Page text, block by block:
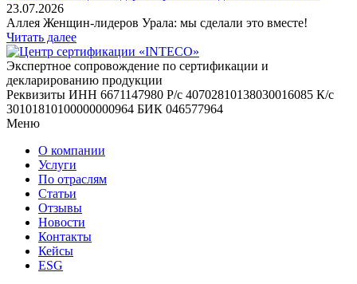
23.07.2026
Аллея Женщин-лидеров Урала: мы сделали это вместе!
Читать далее
Экспертное сопровождение по сертификации и
декларированию продукции
Реквизиты ИНН 6671147980 Р/с 40702810138030016085 К/с
30101810100000000964 БИК 046577964
Меню
О компании
Услуги
По отраслям
Статьи
Отзывы
Новости
Контакты
Кейсы
ESG